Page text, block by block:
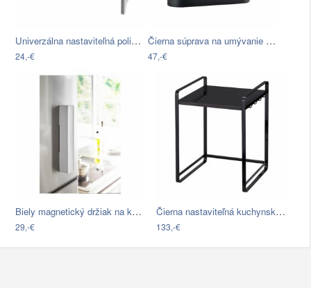
Univerzálna nastaviteľná polica Wenko…
24,-€
Čierna súprava na umývanie riadu Zone…
47,-€
Biely magnetický držiak na kuchynské…
29,-€
Čierna nastaviteľná kuchynská polica…
133,-€